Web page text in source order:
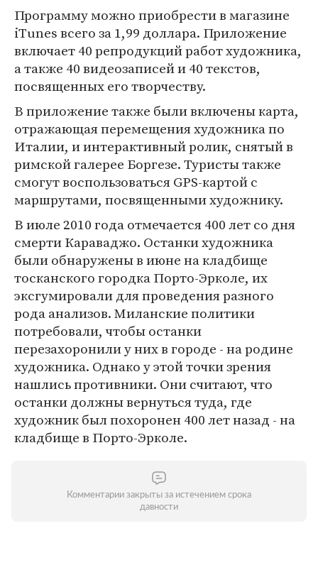
Программу можно приобрести в магазине
iTunes всего за 1,99 доллара. Приложение
включает 40 репродукций работ художника,
а также 40 видеозаписей и 40 текстов,
посвященных его творчеству.
В приложение также были включены карта,
отражающая перемещения художника по
Италии, и интерактивный ролик, снятый в
римской галерее Боргезе. Туристы также
смогут воспользоваться GPS-картой с
маршрутами, посвященными художнику.
В июле 2010 года отмечается 400 лет со дня
смерти Караваджо. Останки художника
были обнаружены в июне на кладбище
тосканского городка Порто-Эрколе, их
эксгумировали для проведения разного
рода анализов. Миланские политики
потребовали, чтобы останки
перезахоронили у них в городе - на родине
художника. Однако у этой точки зрения
нашлись противники. Они считают, что
останки должны вернуться туда, где
художник был похоронен 400 лет назад - на
кладбище в Порто-Эрколе.
Комментарии закрыты за истечением срока
давности